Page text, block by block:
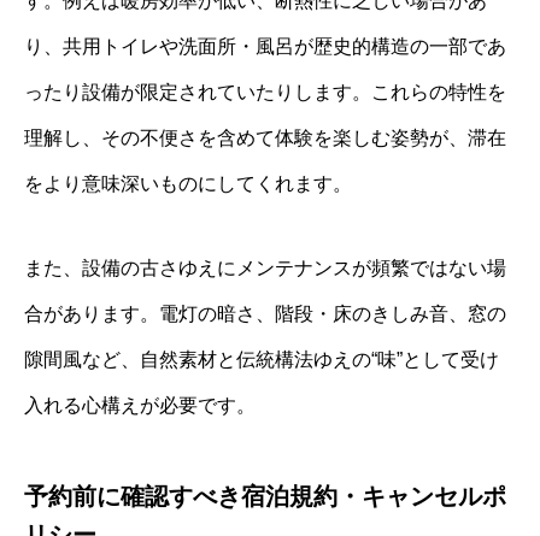
り、共用トイレや洗面所・風呂が歴史的構造の一部であ
ったり設備が限定されていたりします。これらの特性を
理解し、その不便さを含めて体験を楽しむ姿勢が、滞在
をより意味深いものにしてくれます。
また、設備の古さゆえにメンテナンスが頻繁ではない場
合があります。電灯の暗さ、階段・床のきしみ音、窓の
隙間風など、自然素材と伝統構法ゆえの“味”として受け
入れる心構えが必要です。
予約前に確認すべき宿泊規約・キャンセルポ